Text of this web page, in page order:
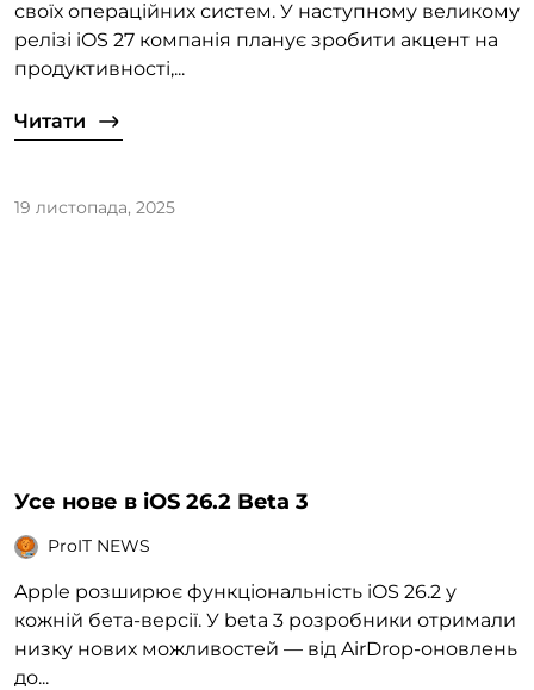
своїх операційних систем. У наступному великому
релізі iOS 27 компанія планує зробити акцент на
продуктивності,...
Читати
19 листопада, 2025
Усе нове в iOS 26.2 Beta 3
ProIT NEWS
Apple розширює функціональність iOS 26.2 у
кожній бета-версії. У beta 3 розробники отримали
низку нових можливостей — від AirDrop-оновлень
до...